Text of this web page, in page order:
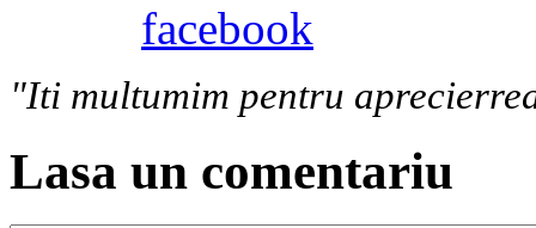
"Iti multumim pentru
Lasa un comentariu